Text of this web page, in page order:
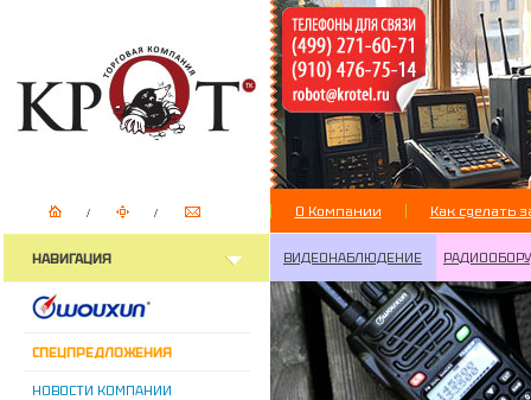
О Компании Как сделать
НАВИГАЦИЯ
СПЕЦПРЕДЛОЖЕНИЯ
НОВОСТИ КОМПАНИИ
ВИДЕОНАБЛЮДЕНИЕ